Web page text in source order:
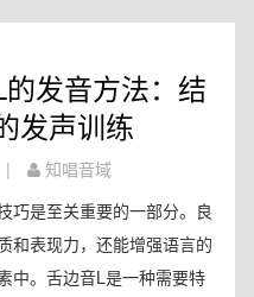
发音方法：结
发声训练
| 知唱音域
巧是至关重要的一部分。良
和表现力，还能增强语言的
中。舌边音L是一种需要特